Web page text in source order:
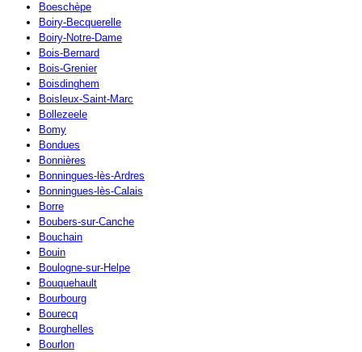
Boeschèpe
Boiry-Becquerelle
Boiry-Notre-Dame
Bois-Bernard
Bois-Grenier
Boisdinghem
Boisleux-Saint-Marc
Bollezeele
Bomy
Bondues
Bonnières
Bonningues-lès-Ardres
Bonningues-lès-Calais
Borre
Boubers-sur-Canche
Bouchain
Bouin
Boulogne-sur-Helpe
Bouquehault
Bourbourg
Bourecq
Bourghelles
Bourlon